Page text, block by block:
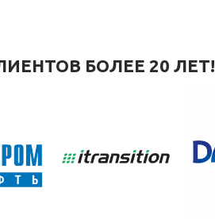
БОЛЕЕ 20 ЛЕТ!